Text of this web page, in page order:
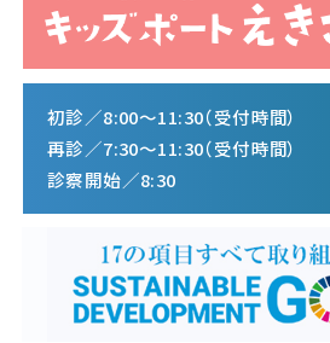
初診／8:00〜11:30（受付時間）
再診／7:30〜11:30（受付時間）
診察開始／8:30